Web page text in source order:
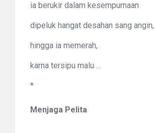
ia berukir dalam kesempurnaan
dipeluk hangat desahan sang angin,
hingga ia memerah,
karna tersipu malu …
*
Menjaga Pelita